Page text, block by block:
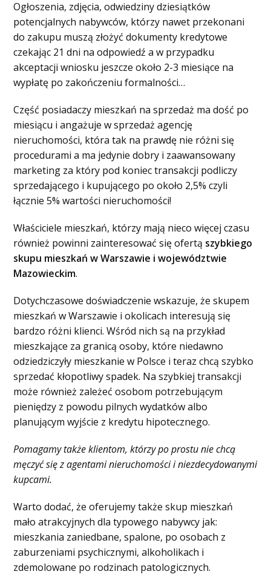
Ogłoszenia, zdjęcia, odwiedziny dziesiątków
potencjalnych nabywców, którzy nawet przekonani
do zakupu muszą złożyć dokumenty kredytowe
czekając 21 dni na odpowiedź a w przypadku
akceptacji wniosku jeszcze około 2-3 miesiące na
wypłatę po zakończeniu formalności…
Część posiadaczy mieszkań na sprzedaż ma dość po
miesiącu i angażuje w sprzedaż agencję
nieruchomości, która tak na prawdę nie różni się
procedurami a ma jedynie dobry i zaawansowany
marketing za który pod koniec transakcji podliczy
sprzedającego i kupującego po około 2,5% czyli
łącznie 5% wartości nieruchomości!
Właściciele mieszkań, którzy mają nieco więcej czasu
również powinni zainteresować się ofertą szybkiego
skupu mieszkań w Warszawie i województwie
Mazowieckim.
Dotychczasowe doświadczenie wskazuje, że skupem
mieszkań w Warszawie i okolicach interesują się
bardzo różni klienci. Wśród nich są na przykład
mieszkające za granicą osoby, które niedawno
odziedziczyły mieszkanie w Polsce i teraz chcą szybko
sprzedać kłopotliwy spadek. Na szybkiej transakcji
może również zależeć osobom potrzebującym
pieniędzy z powodu pilnych wydatków albo
planującym wyjście z kredytu hipotecznego.
Pomagamy także klientom, którzy po prostu nie chcą
męczyć się z agentami nieruchomości i niezdecydowanymi
kupcami.
Warto dodać, że oferujemy także skup mieszkań
mało atrakcyjnych dla typowego nabywcy jak:
mieszkania zaniedbane, spalone, po osobach z
zaburzeniami psychicznymi, alkoholikach i
zdemolowane po rodzinach patologicznych.